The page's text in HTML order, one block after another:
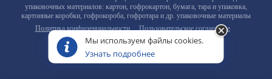
упаковочных материалов: картон, гофрокартон, бумага, тара и упаковка,
картонные коробки, гофрокороба, гофротара и др. упаковочные материалы
Политика конфиденциальности
Пользовательское соглашение
Мы используем файлы cookies.
Узнать подробнее